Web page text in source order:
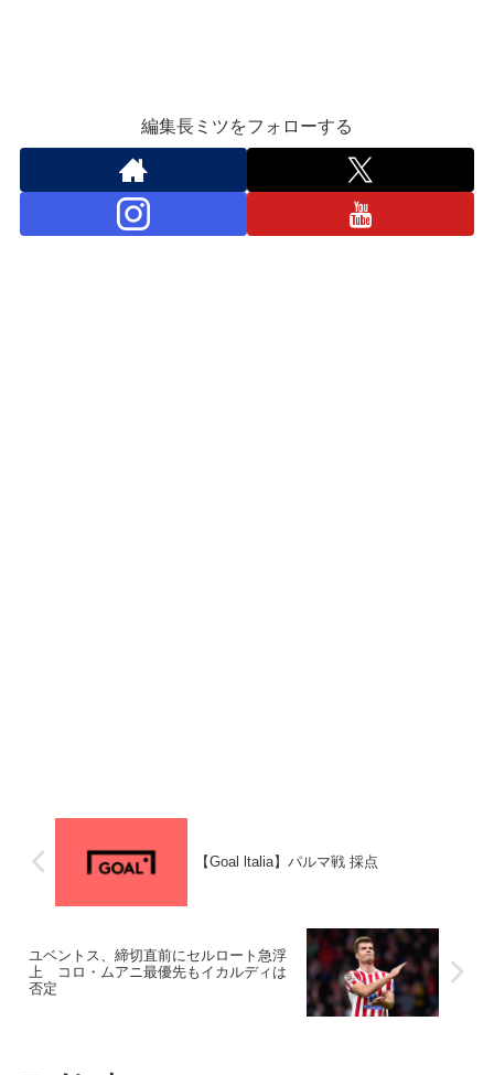
編集長ミツをフォローする
【Goal ltalia】パルマ戦 採点
ユベントス、締切直前にセルロート急浮
上 コロ・ムアニ最優先もイカルディは
否定